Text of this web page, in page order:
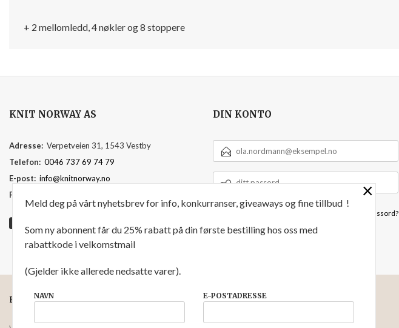
+ 2 mellomledd, 4 nøkler og 8 stoppere
KNIT NORWAY AS
Adresse: Verpetveien 31, 1543 Vestby
Telefon: 0046 737 69 74 79
E-post: info@knitnorway.no
Foretaksregisteret:
DIN KONTO
POSTADRESSE
Glemt passord?
FRAKT KJØPSBETINGELSER SIKKERHET OG PERSONVERN NYHETSBREV
×
Meld deg på vårt nyhetsbrev for info, konkurranser, giveaways og fine tillbud !
Som ny abonnent får du 25% rabatt på din første bestilling hos oss med
rabattkode i velkomstmail
(Gjelder ikke allerede nedsatte varer).
NAVN E-POSTADRESSE